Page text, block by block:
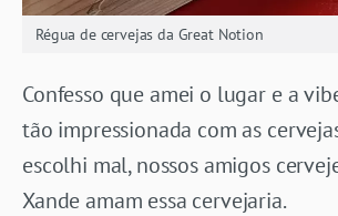
Régua de cervejas da Great Notion
Confesso que amei o lugar e a
tão impressionada com as
escolhi mal, nossos amigos
Xande amam essa cervejaria.